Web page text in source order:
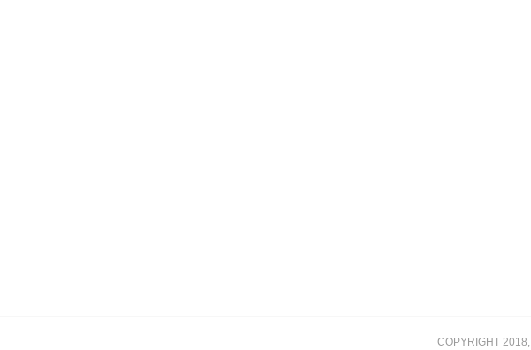
COPYRIGHT 2018,